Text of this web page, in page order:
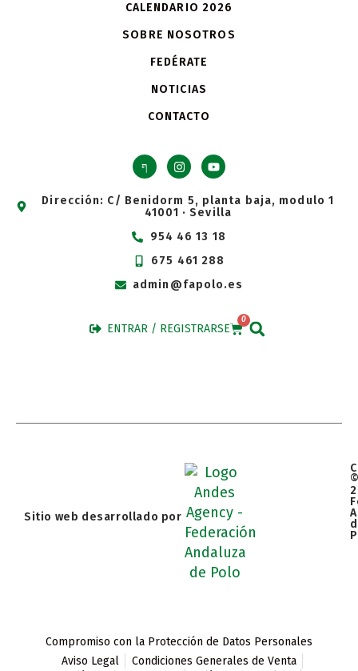
CALENDARIO 2026
SOBRE NOSOTROS
FEDÉRATE
NOTICIAS
CONTACTO
Dirección: C/ Benidorm 5, planta baja, modulo 1
41001 · Sevilla
954 46 13 18
675 461 288
admin@fapolo.es
ENTRAR / REGISTRARSE
0
Sitio web desarrollado por
Compromiso con la Protección de Datos Personales
Aviso Legal
Condiciones Generales de Venta